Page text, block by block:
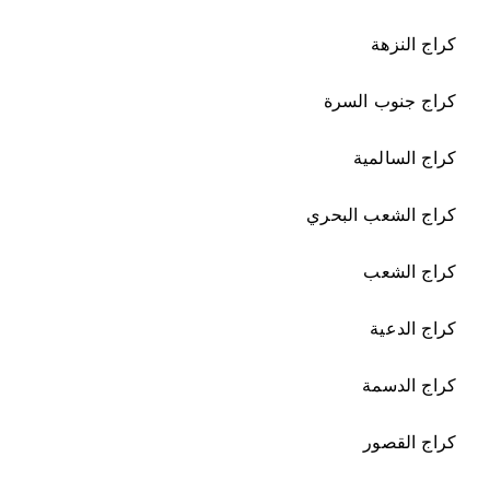
كراج النزهة
كراج جنوب السرة
كراج السالمية
كراج الشعب البحري
كراج الشعب
كراج الدعية
كراج الدسمة
كراج القصور